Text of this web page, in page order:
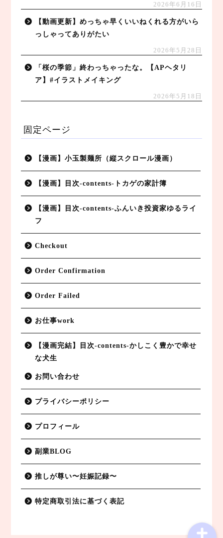
2026年6月16日
【動画更新】めっちゃ早くいいねくれる方がいら
っしゃってありがたい
2026年5月28日
「桜の季節」終わっちゃったな。【APヘタリ
ア】#イラストメイキング
2026年5月18日
固定ページ
【漫画】小玉製麺所（縦スクロール漫画）
【漫画】目次-contents-トカゲの家計簿
【漫画】目次-contents-ふんいき投資家ゆるライ
フ
Checkout
Order Confirmation
Order Failed
お仕事work
【漫画完結】目次-contents-かしこく豊かで幸せ
な犬生
お問い合わせ
プライバシーポリシー
プロフィール
副業BLOG
推しが尊い〜妊娠記録〜
特定商取引法に基づく表記
特定商取引法に基づく表記
お仕事work